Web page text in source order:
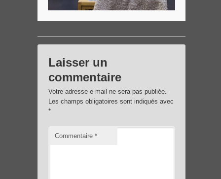
Laisser un
commentaire
Votre adresse e-mail ne sera pas publiée.
Les champs obligatoires sont indiqués avec
*
Commentaire *